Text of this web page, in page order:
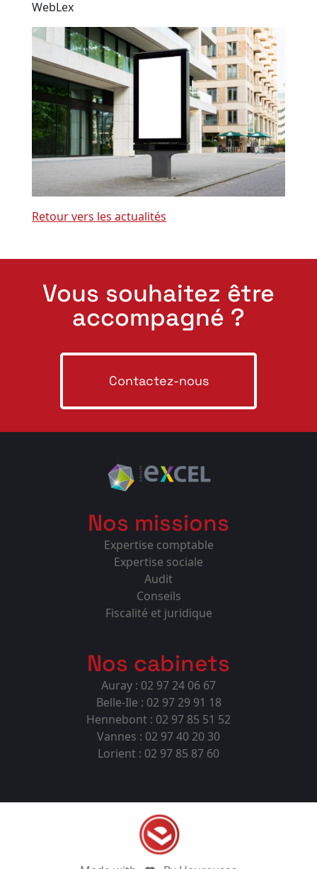
WebLex
Retour vers les actualités
Vous souhaitez être
accompagné ?
Contactez-nous
Nos missions
Expertise comptable
Expertise sociale
Audit
Conseils
Fiscalité et juridique
Nos cabinets
Auray : 02 97 24 06 67
Belle-Ile : 02 97 29 91 18
Hennebont : 02 97 85 51 52
Vannes : 02 97 40 20 30
Lorient : 02 97 85 87 60